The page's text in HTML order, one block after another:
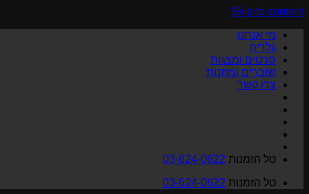
Skip to content
מי אנחנו
גלריה
סרטים ומצגות
שוברים ומתנות
צרו קשר
טל הזמנות 03-624-0622
טל הזמנות 03-624-0622